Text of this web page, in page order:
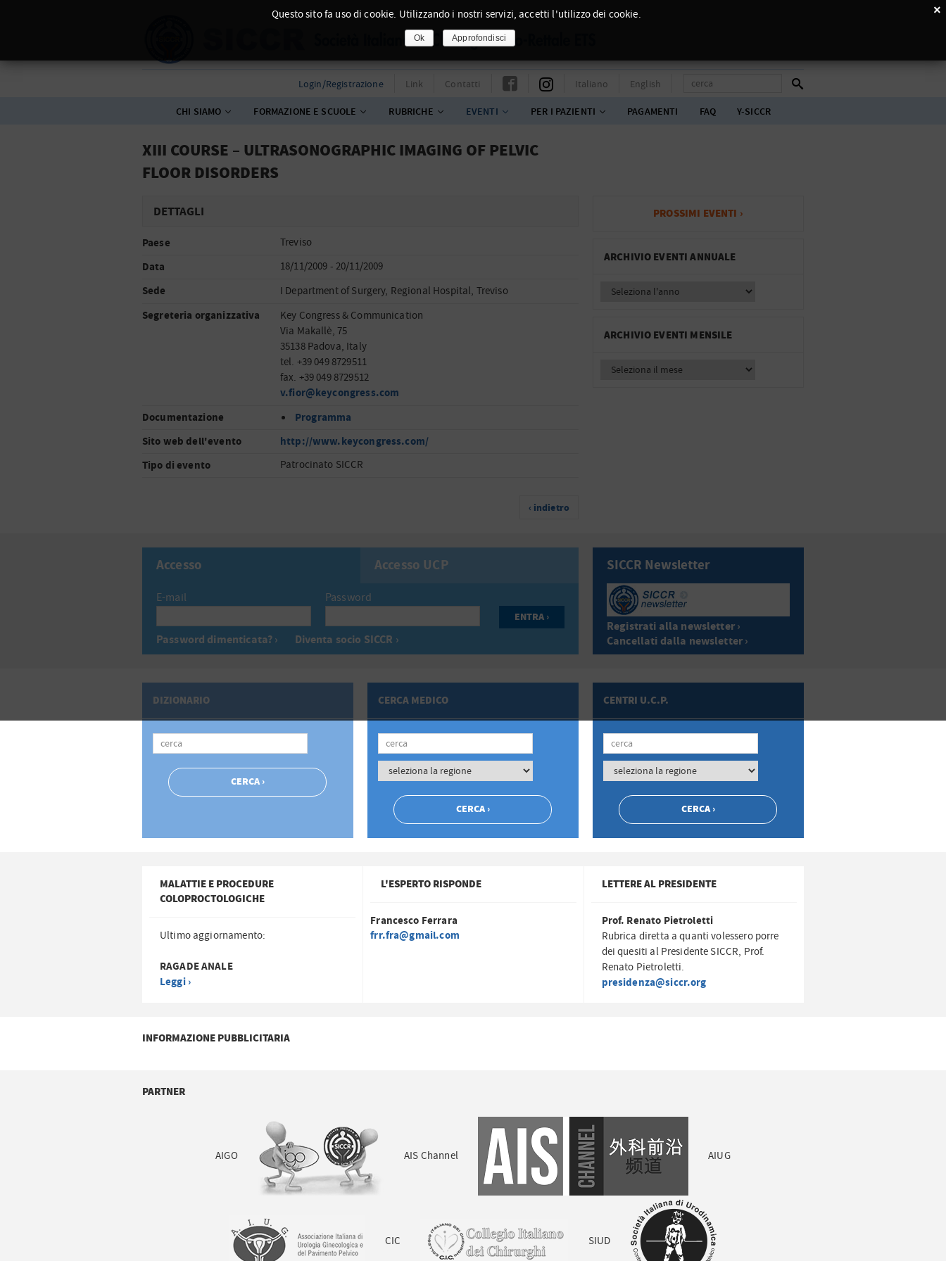
Login/Registrazione Link Contatti Italiano English
CHI SIAMO FORMAZIONE E SCUOLE RUBRICHE EVENTI PER I PAZIENTI PAGAMENTI FAQ Y-SICCR
XIII COURSE – ULTRASONOGRAPHIC IMAGING OF PELVIC
FLOOR DISORDERS
DETTAGLI
Paese Treviso
Data 18/11/2009 - 20/11/2009
Sede I Department of Surgery, Regional Hospital, Treviso
Segreteria organizzativa
Key Congress & Communication
Via Makallè, 75
35138 Padova, Italy
tel. +39 049 8729511
fax. +39 049 8729512
v.fior@keycongress.com
Documentazione
Programma
Sito web dell'evento
http://www.keycongress.com/
Tipo di evento
Patrocinato SICCR
‹ indietro
PROSSIMI EVENTI ›
ARCHIVIO EVENTI ANNUALE
ARCHIVIO EVENTI MENSILE
Accesso Accesso UCP
E-mail Password
Password dimenticata? › Diventa socio SICCR ›
SICCR Newsletter
Registrati alla newsletter ›
Cancellati dalla newsletter ›
DIZIONARIO CERCA MEDICO CENTRI U.C.P.
MALATTIE E PROCEDURE
COLOPROCTOLOGICHE
Ultimo aggiornamento:
RAGADE ANALE
Leggi ›
L'ESPERTO RISPONDE
Francesco Ferrara
frr.fra@gmail.com
LETTERE AL PRESIDENTE
Prof. Renato Pietroletti
Rubrica diretta a quanti volessero porre
dei quesiti al Presidente SICCR, Prof.
Renato Pietroletti.
presidenza@siccr.org
INFORMAZIONE PUBBLICITARIA
PARTNER
AIGO AIS Channel AIUG
CIC SIUD
×
Questo sito fa uso di cookie. Utilizzando i nostri servizi, accetti l'utilizzo dei cookie.
Ok Approfondisci